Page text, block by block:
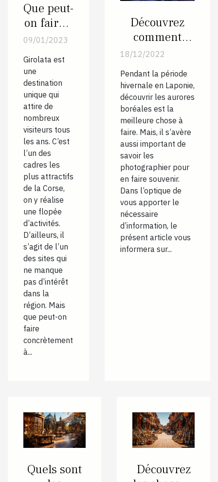
Que peut-
on faire à
Girolata ?
09/01/2023
Girolata est
une
destination
unique qui
attire de
nombreux
visiteurs tous
les ans. C’est
l’un des
cadres les
plus attractifs
de la Corse,
on y réalise
une flopée
d’activités.
D’ailleurs, il
s’agit de l’un
des sites qui
ne manque
pas d’intérêt
dans la
région. Mais
que peut-on
faire
concrètement
à...
Découvrez
comment
photographier
les aurores
boréales en
Laponie
18/12/2022
Pendant la période
hivernale en Laponie,
découvrir les aurores
boréales est la
meilleure chose à
faire. Mais, il s’avère
aussi important de
savoir les
photographier pour
en faire souvenir.
Dans l’optique de
vous apporter le
nécessaire
d’information, le
présent article vous
informera sur...
Quels sont
Découvrez